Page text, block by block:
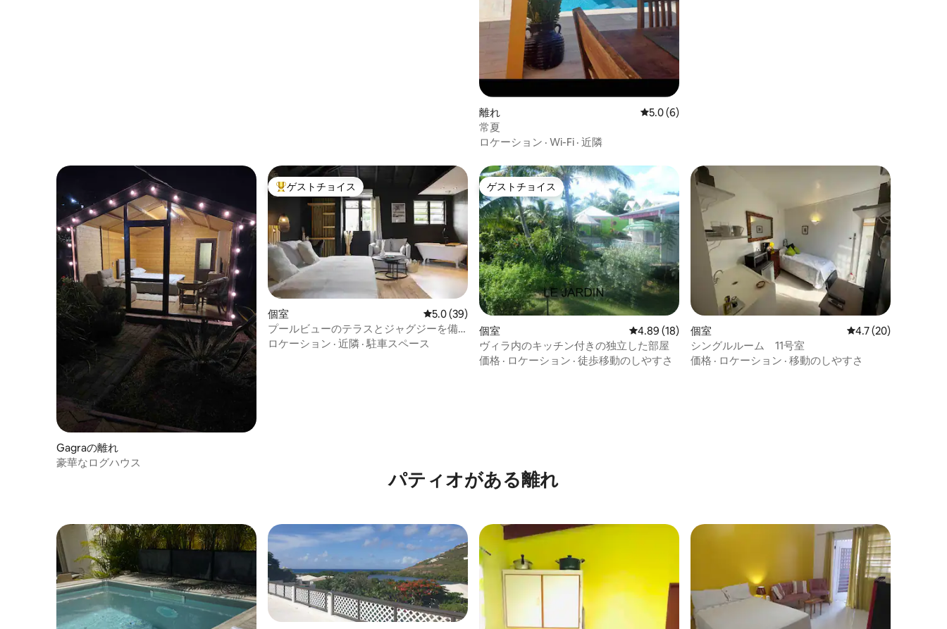
離れ レビュー6件、5つ星中5.0つ星の平均評価
5.0 (6)
常夏
ロケーション · Wi-Fi · 近隣
Gagraの離れ
豪華なログハウス
大好評のゲストチョイスです。
ゲストチョイス
個室 レビュー39件、5つ星中5.0つ星の平均評価
5.0 (39)
プールビューのテラスとジャグジーを備
えたラグジュアリースイート
ロケーション · 近隣 ·駐車スペース
ゲストチョイス
ゲストチョイス
個室 レビュー18件、5つ星中4.89つ星の平均評価
4.89 (18)
ヴィラ内のキッチン付きの独立した部屋
価格 · ロケーション · 徒歩移動のしやすさ
個室 レビュー20件、5つ
4.7 (20)
シングルルーム 11号室
価格 · ロケーション · 移動のしやすさ
パティオがある離れ